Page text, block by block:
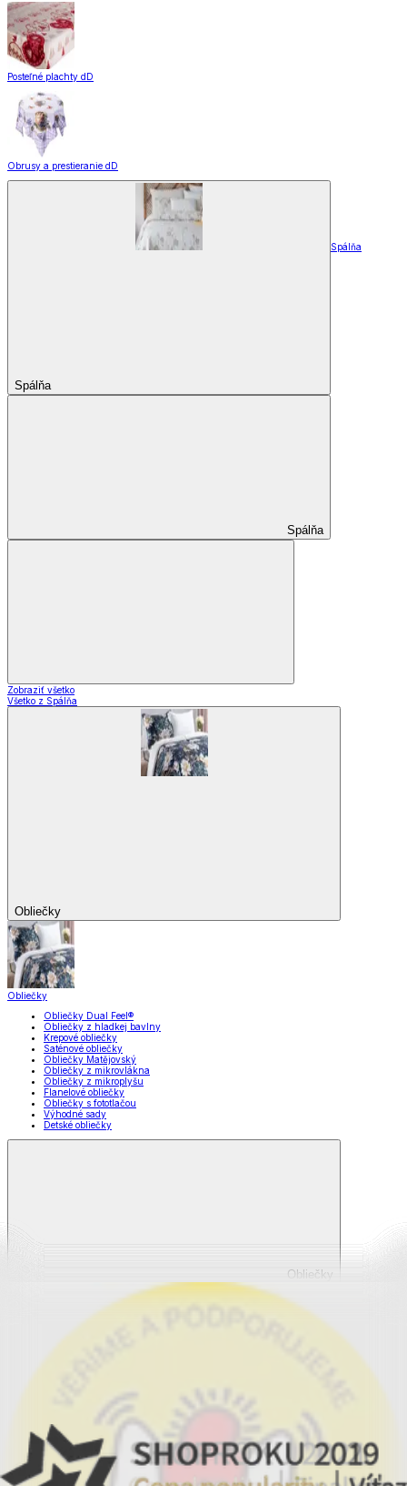
Posteľné plachty dD
Obrusy a prestieranie dD
Spálňa
Spálňa
Spálňa
Zobraziť všetko
Všetko z Spálňa
Obliečky
Obliečky
Obliečky Dual Feel®
Obliečky z hladkej bavlny
Krepové obliečky
Saténové obliečky
Obliečky Matějovský
Obliečky z mikrovlákna
Obliečky z mikroplyšu
Flanelové obliečky
Obliečky s fototlačou
Výhodné sady
Detské obliečky
Obliečky
Zobraziť všetko
Všetko z Obliečky